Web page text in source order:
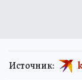
Источник: